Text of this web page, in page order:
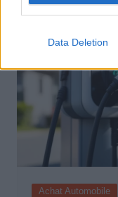
Data Deletion
Achat Automobile